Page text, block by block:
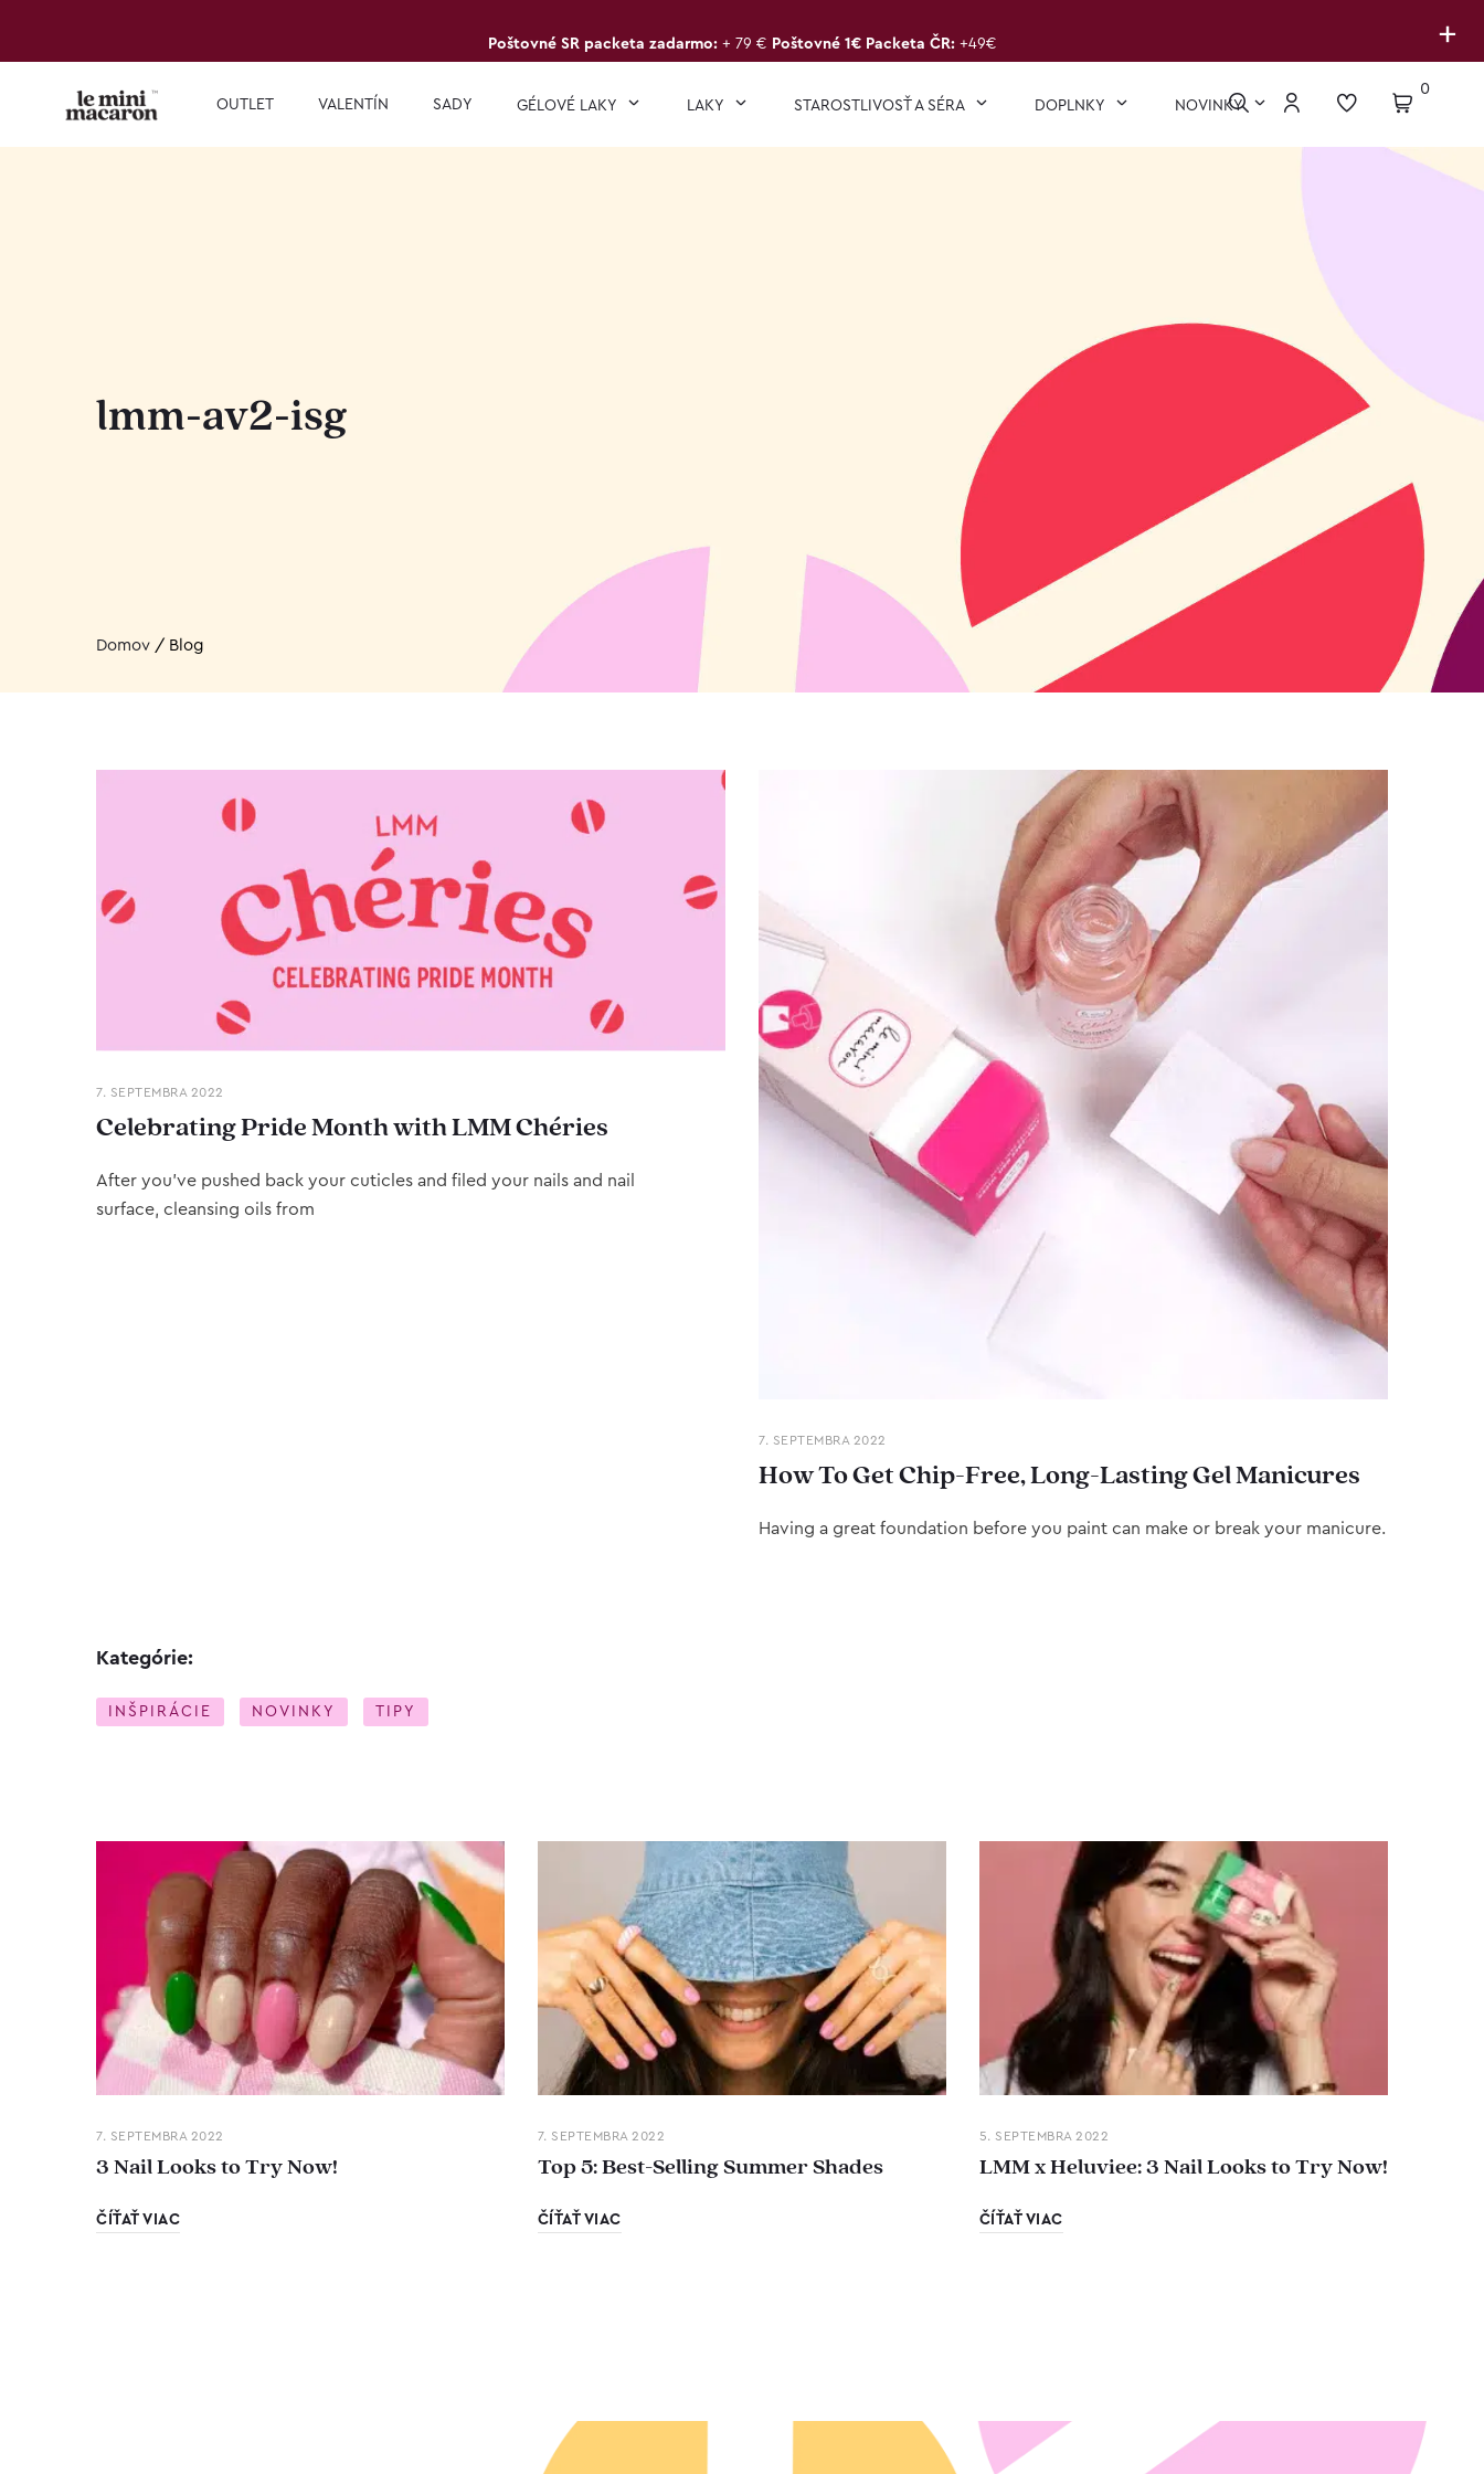
+
Poštovné SR packeta zadarmo: + 79 € Poštovné 1€ Packeta ČR: +49€
OUTLET VALENTÍN SADY GÉLOVÉ LAKY LAKY STAROSTLIVOSŤ A SÉRA DOPLNKY NOVINKY
0
lmm-av2-isg
Domov / Blog
7. SEPTEMBRA 2022
Celebrating Pride Month with LMM Chéries
After you’ve pushed back your cuticles and filed your nails and nail
surface, cleansing oils from
7. SEPTEMBRA 2022
How To Get Chip-Free, Long-Lasting Gel Manicures
Having a great foundation before you paint can make or break your manicure.
Kategórie:
INŠPIRÁCIE NOVINKY TIPY
7. SEPTEMBRA 2022
3 Nail Looks to Try Now!
ČÍŤAŤ VIAC
7. SEPTEMBRA 2022
Top 5: Best-Selling Summer Shades
ČÍŤAŤ VIAC
5. SEPTEMBRA 2022
LMM x Heluviee: 3 Nail Looks to Try Now!
ČÍŤAŤ VIAC